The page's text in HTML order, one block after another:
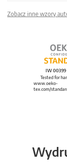
Zobacz inne wzory
IW 00399
Tested for
www.oeko-
tex.com/